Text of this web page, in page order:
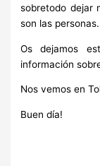
sobretodo dejar
son las personas.
Os dejamos
información
Nos vemos en
Buen día!